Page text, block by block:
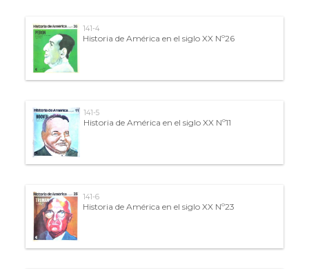
141-4
Historia de América en el siglo XX Nº26
141-5
Historia de América en el siglo XX Nº11
141-6
Historia de América en el siglo XX Nº23